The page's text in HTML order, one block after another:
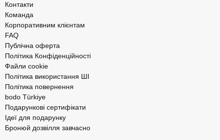
Контакти
Команда
Корпоративним клієнтам
FAQ
Публічна оферта
Політика Конфіденційності
Файли cookie
Політика використання ШІ
Політика повернення
bodo Türkiye
Подарункові сертифікати
Ідеї для подарунку
Бронюй дозвілля завчасно